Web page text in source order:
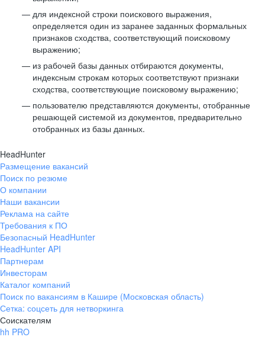
для индексной строки поискового выражения,
определяется один из заранее заданных формальных
признаков сходства, соответствующий поисковому
выражению;
из рабочей базы данных отбираются документы,
индексным строкам которых соответствуют признаки
сходства, соответствующие поисковому выражению;
пользователю представляются документы, отобранные
решающей системой из документов, предварительно
отобранных из базы данных.
HeadHunter
Размещение вакансий
Поиск по резюме
О компании
Наши вакансии
Реклама на сайте
Требования к ПО
Безопасный HeadHunter
HeadHunter API
Партнерам
Инвесторам
Каталог компаний
Поиск по вакансиям в Кашире (Московская область)
Сетка: соцсеть для нетворкинга
Соискателям
hh PRO